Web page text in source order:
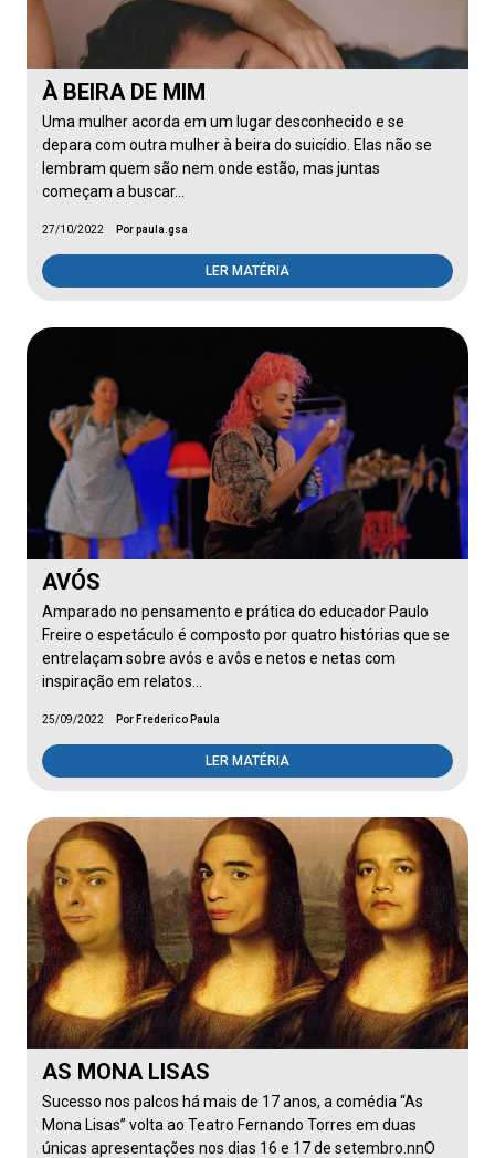
À BEIRA DE MIM
Uma mulher acorda em um lugar desconhecido e se
depara com outra mulher à beira do suicídio. Elas não se
lembram quem são nem onde estão, mas juntas
começam a buscar…
27/10/2022 Por paula.gsa
LER MATÉRIA
AVÓS
Amparado no pensamento e prática do educador Paulo
Freire o espetáculo é composto por quatro histórias que se
entrelaçam sobre avós e avôs e netos e netas com
inspiração em relatos…
25/09/2022 Por Frederico Paula
LER MATÉRIA
AS MONA LISAS
Sucesso nos palcos há mais de 17 anos, a comédia “As
Mona Lisas” volta ao Teatro Fernando Torres em duas
únicas apresentações nos dias 16 e 17 de setembro.nnO